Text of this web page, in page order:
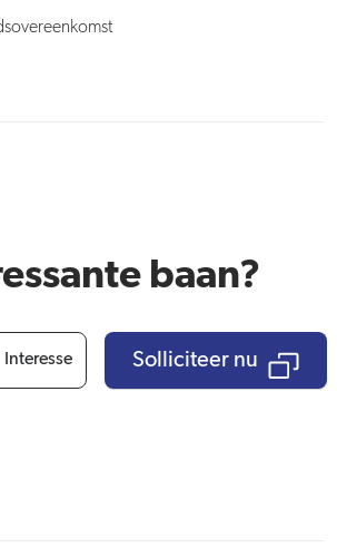
baan?
Interesse Solliciteer nu